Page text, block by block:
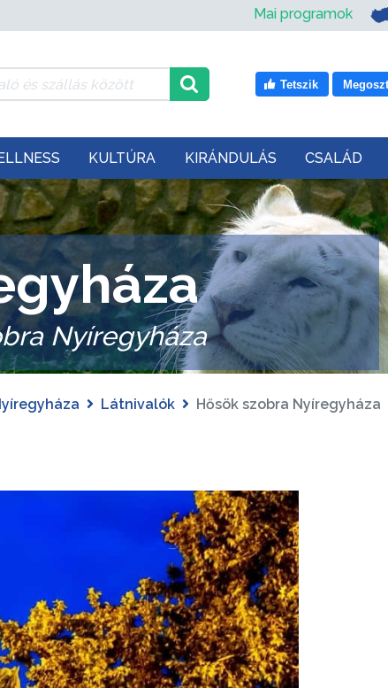
Mai programok
Tetszik
KULTÚRA KIRÁNDULÁS CSALÁD
Nyíregyháza
Látnivalók Hősök szobra Nyíregyháza